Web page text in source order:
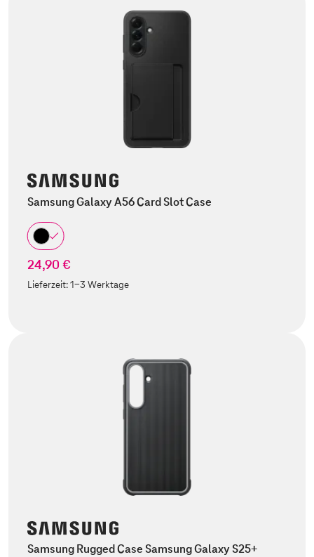
Samsung Galaxy A56 Card Slot Case
24,90 €
Lieferzeit:1-3 Werktage
Samsung Rugged Case Samsung Galaxy S25+